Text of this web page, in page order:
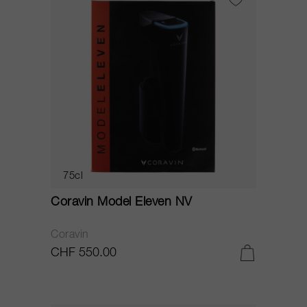
75cl
Coravin Model Eleven NV
Coravin
CHF 550.00